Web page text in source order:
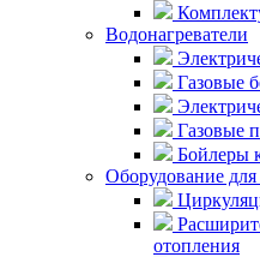
Водонагреватели
Газовые
Газовые
Бойлеры
Оборудование
отопления